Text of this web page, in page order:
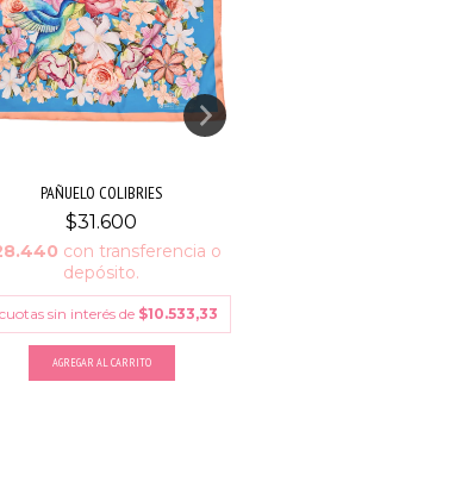
PAÑUELO COLIBRIES
$31.600
con transferencia o
depósito.
cuotas sin interés de $10.533,33
AGREGAR AL CARRITO